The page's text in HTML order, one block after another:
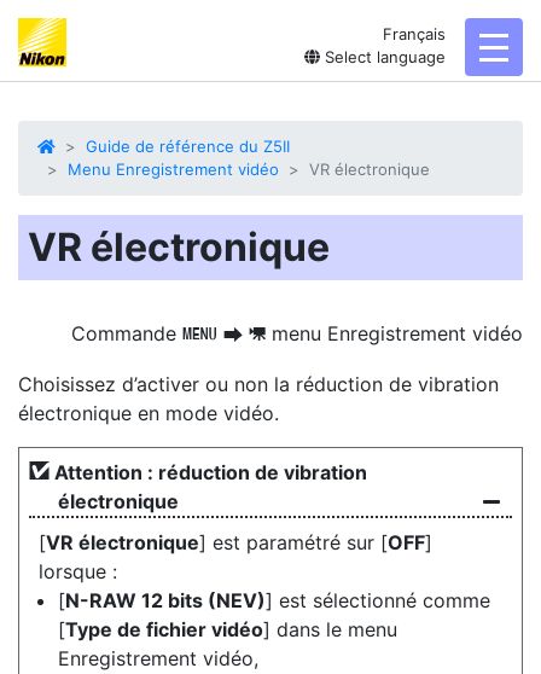
Français
Select language
Guide de référence du Z5II
Menu Enregistrement vidéo
VR électronique
VR électronique
Commande G U 1 menu Enregistrement vidéo
Choisissez d’activer ou non la réduction de vibration
électronique en mode vidéo.
Attention : réduction de vibration
électronique
[VR électronique] est paramétré sur [OFF]
lorsque :
[N-RAW 12 bits (NEV)] est sélectionné comme
[Type de fichier vidéo] dans le menu
Enregistrement vidéo,